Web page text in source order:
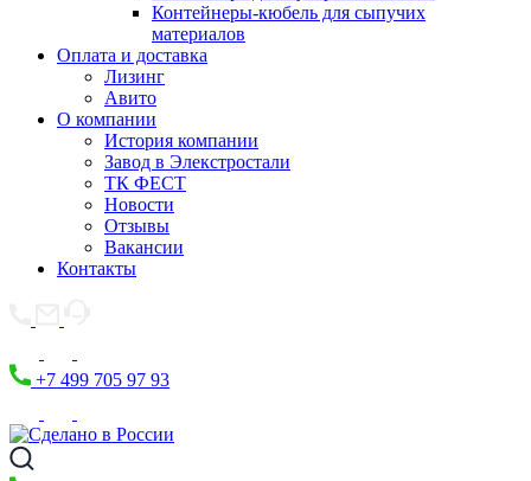
Контейнеры-кюбель для сыпучих
материалов
Оплата и доставка
Лизинг
Авито
О компании
История компании
Завод в Элекстростали
ТК ФЕСТ
Новости
Отзывы
Вакансии
Контакты
+7 499 705 97 93